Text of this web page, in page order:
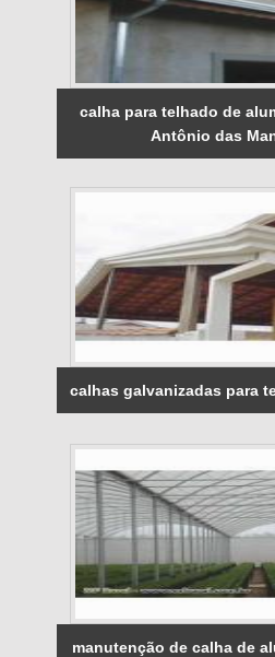
calha para telhado de
Antônio das
calhas galvanizadas para
manutenção de calha de